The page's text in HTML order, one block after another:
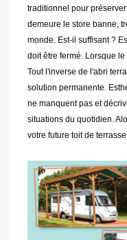
traditionnel pour
demeure le store banne,
monde. Est-il suffisant ?
doit être fermé. Lorsque
Tout l'inverse de l'abri
solution permanente.
ne manquent pas et
situations du quotidien.
votre future toit de